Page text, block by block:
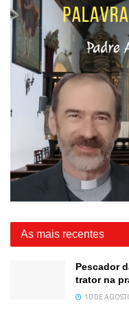
As mais recentes
Pescador
trator na
10 DE